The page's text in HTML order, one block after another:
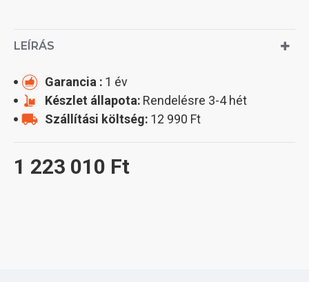
LEÍRÁS
1 223 010 Ft
Garancia : 1 év
Készlet állapota: Rendelésre 3-4 hét
Szállítási költség: 12 990 Ft